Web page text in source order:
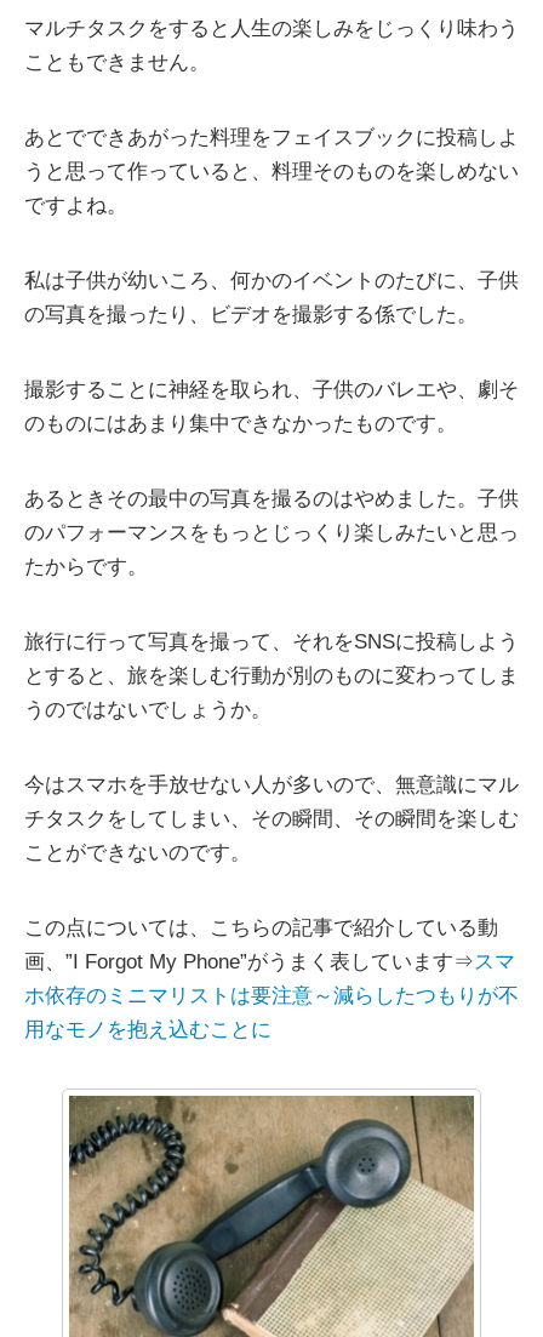
マルチタスクをすると人生の楽しみをじっくり味わう
こともできません。
あとでできあがった料理をフェイスブックに投稿しよ
うと思って作っていると、料理そのものを楽しめない
ですよね。
私は子供が幼いころ、何かのイベントのたびに、子供
の写真を撮ったり、ビデオを撮影する係でした。
撮影することに神経を取られ、子供のバレエや、劇そ
のものにはあまり集中できなかったものです。
あるときその最中の写真を撮るのはやめました。子供
のパフォーマンスをもっとじっくり楽しみたいと思っ
たからです。
旅行に行って写真を撮って、それをSNSに投稿しよう
とすると、旅を楽しむ行動が別のものに変わってしま
うのではないでしょうか。
今はスマホを手放せない人が多いので、無意識にマル
チタスクをしてしまい、その瞬間、その瞬間を楽しむ
ことができないのです。
この点については、こちらの記事で紹介している動
画、”I Forgot My Phone”がうまく表しています⇒スマ
ホ依存のミニマリストは要注意～減らしたつもりが不
用なモノを抱え込むことに